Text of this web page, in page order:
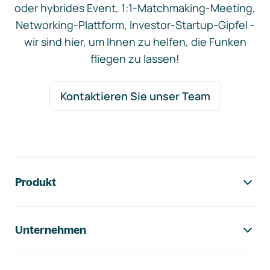
oder hybrides Event, 1:1-Matchmaking-Meeting,
Networking-Plattform, Investor-Startup-Gipfel -
wir sind hier, um Ihnen zu helfen, die Funken
fliegen zu lassen!
Kontaktieren Sie unser Team
Produkt
Unternehmen